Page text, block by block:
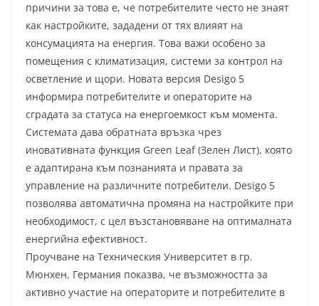
причини за това е, че потребителите често не знаят
как настройките, зададени от тях влияят на
консумацията на енергия. Това важи особено за
помещения с климатизация, системи за контрол на
осветление и щори. Новата версия Desigo 5
информира потребителите и операторите на
сградата за статуса на енергоемкост към момента.
Системата дава обратната връзка чрез
иновативната функция Green Leaf (Зелен Лист), която
е адаптирана към познанията и правата за
управление на различните потребители. Desigо 5
позволява автоматична промяна на настройките при
необходимост, с цел възстановяване на оптималната
енергийна ефективност.
Проучване на Техническия Университет в гр.
Мюнхен, Германия показва, че възможността за
активно участие на операторите и потребителите в